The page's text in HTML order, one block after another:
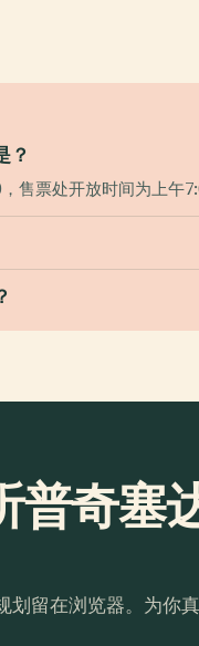
？
售票处开放时间为上午
奇塞
划留在浏览器。为你